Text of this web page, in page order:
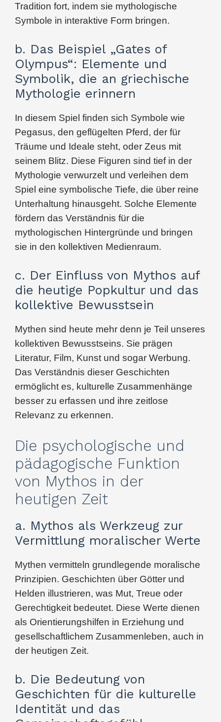
Tradition fort, indem sie mythologische
Symbole in interaktive Form bringen.
b. Das Beispiel „Gates of
Olympus“: Elemente und
Symbolik, die an griechische
Mythologie erinnern
In diesem Spiel finden sich Symbole wie
Pegasus, den geflügelten Pferd, der für
Träume und Ideale steht, oder Zeus mit
seinem Blitz. Diese Figuren sind tief in der
Mythologie verwurzelt und verleihen dem
Spiel eine symbolische Tiefe, die über reine
Unterhaltung hinausgeht. Solche Elemente
fördern das Verständnis für die
mythologischen Hintergründe und bringen
sie in den kollektiven Medienraum.
c. Der Einfluss von Mythos auf
die heutige Popkultur und das
kollektive Bewusstsein
Mythen sind heute mehr denn je Teil unseres
kollektiven Bewusstseins. Sie prägen
Literatur, Film, Kunst und sogar Werbung.
Das Verständnis dieser Geschichten
ermöglicht es, kulturelle Zusammenhänge
besser zu erfassen und ihre zeitlose
Relevanz zu erkennen.
Die psychologische und
pädagogische Funktion
von Mythos in der
heutigen Zeit
a. Mythos als Werkzeug zur
Vermittlung moralischer Werte
Mythen vermitteln grundlegende moralische
Prinzipien. Geschichten über Götter und
Helden illustrieren, was Mut, Treue oder
Gerechtigkeit bedeutet. Diese Werte dienen
als Orientierungshilfen in Erziehung und
gesellschaftlichem Zusammenleben, auch in
der heutigen Zeit.
b. Die Bedeutung von
Geschichten für die kulturelle
Identität und das